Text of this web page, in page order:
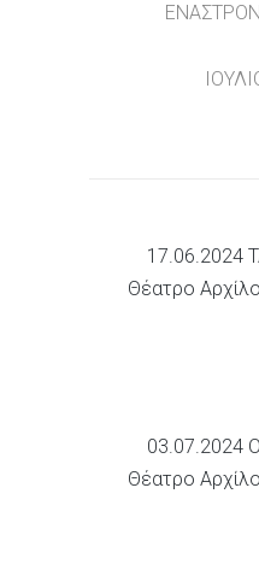
17.06.2024
Θέατρο
03.07.2024
Θέατρο